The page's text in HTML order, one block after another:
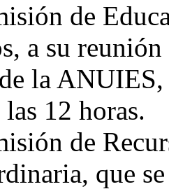
de
a su
la ANUIES,
12 horas.
de
que